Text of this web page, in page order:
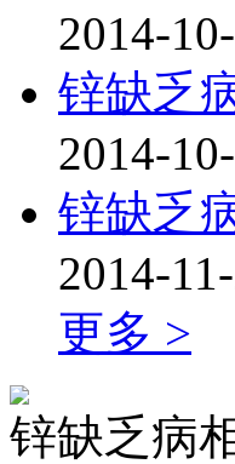
2014-
锌缺乏
2014-
锌缺乏
2014-
更多 >
锌缺乏病